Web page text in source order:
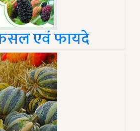
एवं फायदे